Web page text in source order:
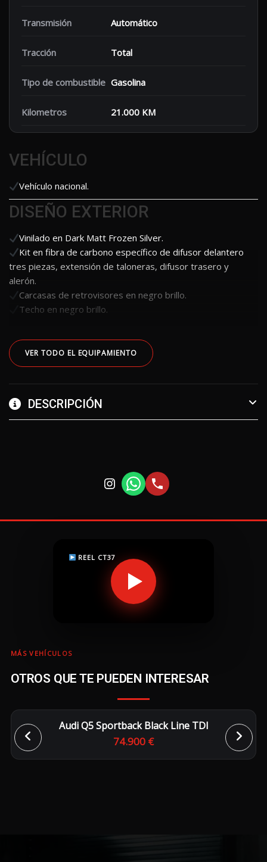
Transmisión Automático
Tracción Total
Tipo de combustible Gasolina
Kilometros 21.000 KM
VEHÍCULO
Vehículo nacional.
DISEÑO EXTERIOR
Vinilado en Dark Matt Frozen Silver.
Kit en fibra de carbono específico de difusor delantero
tres piezas, extensión de taloneras, difusor trasero y
alerón.
Carcasas de retrovisores en negro brillo.
Techo en negro brillo.
VER TODO EL EQUIPAMIENTO
DESCRIPCIÓN
REEL CT37
MÁS VEHÍCULOS
OTROS QUE TE PUEDEN INTERESAR
Audi Q5 Sportback Black Line TDI
74.900 €